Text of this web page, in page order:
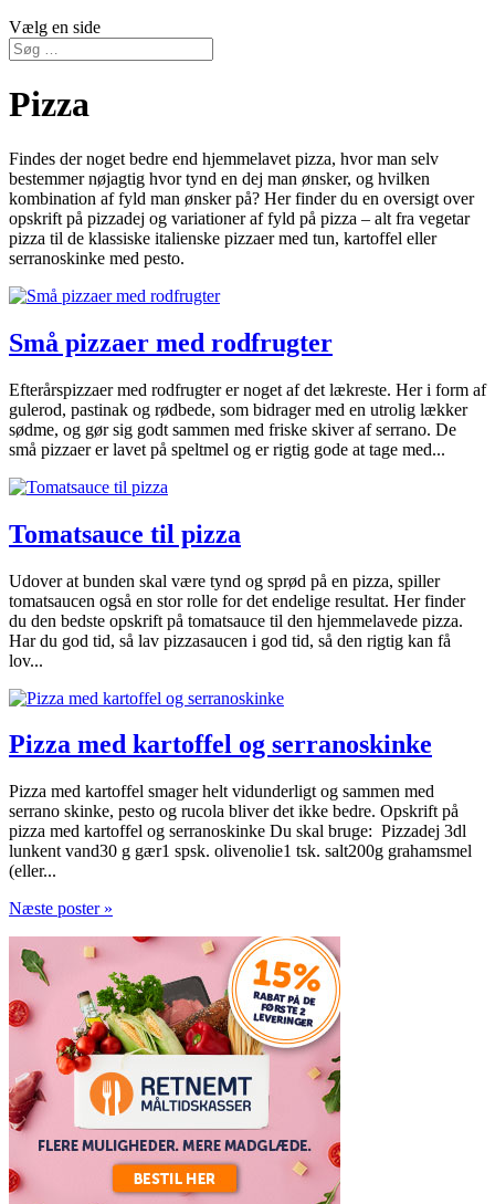
Vælg en side
Pizza
Findes der noget bedre end hjemmelavet pizza, hvor man selv
bestemmer nøjagtig hvor tynd en dej man ønsker, og hvilken
kombination af fyld man ønsker på? Her finder du en oversigt over
opskrift på pizzadej og variationer af fyld på pizza – alt fra vegetar
pizza til de klassiske italienske pizzaer med tun, kartoffel eller
serranoskinke med pesto.
Små pizzaer med rodfrugter
Efterårspizzaer med rodfrugter er noget af det lækreste. Her i form af
gulerod, pastinak og rødbede, som bidrager med en utrolig lækker
sødme, og gør sig godt sammen med friske skiver af serrano. De
små pizzaer er lavet på speltmel og er rigtig gode at tage med...
Tomatsauce til pizza
Udover at bunden skal være tynd og sprød på en pizza, spiller
tomatsaucen også en stor rolle for det endelige resultat. Her finder
du den bedste opskrift på tomatsauce til den hjemmelavede pizza.
Har du god tid, så lav pizzasaucen i god tid, så den rigtig kan få
lov...
Pizza med kartoffel og serranoskinke
Pizza med kartoffel smager helt vidunderligt og sammen med
serrano skinke, pesto og rucola bliver det ikke bedre. Opskrift på
pizza med kartoffel og serranoskinke Du skal bruge: Pizzadej 3dl
lunkent vand30 g gær1 spsk. olivenolie1 tsk. salt200g grahamsmel
(eller...
Næste poster »